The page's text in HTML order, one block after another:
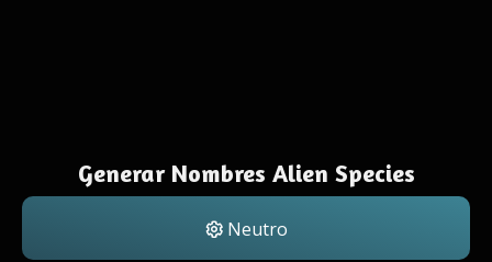
Generar Nombres Alien Species
Neutro